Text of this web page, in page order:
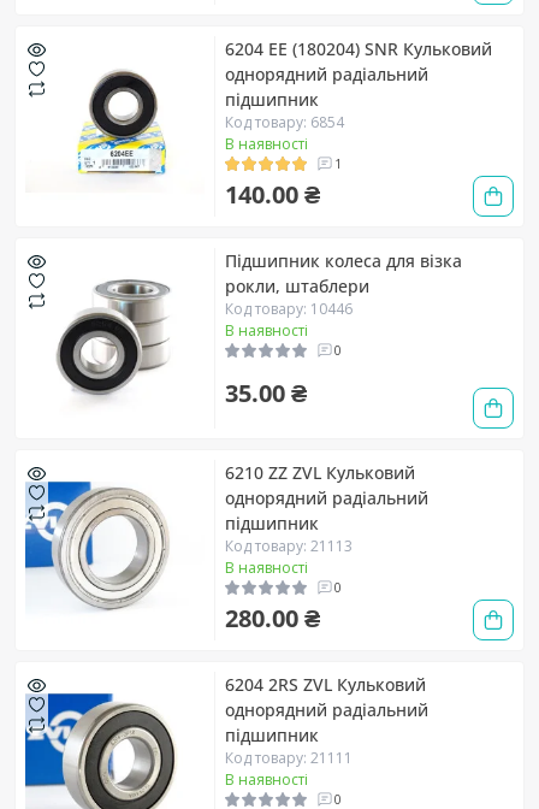
6204 EE (180204) SNR Кульковий
однорядний радіальний
підшипник
Код товару: 6854
В наявності
1
140.00 ₴
Підшипник колеса для візка
рокли, штаблери
Код товару: 10446
В наявності
0
35.00 ₴
6210 ZZ ZVL Кульковий
однорядний радіальний
підшипник
Код товару: 21113
В наявності
0
280.00 ₴
6204 2RS ZVL Кульковий
однорядний радіальний
підшипник
Код товару: 21111
В наявності
0